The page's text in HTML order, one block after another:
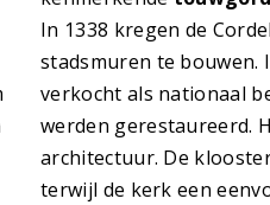
In 1338 kregen de
stadsmuren te
verkocht als nationaal
werden gerestaureerd.
architectuur. De
terwijl de kerk een